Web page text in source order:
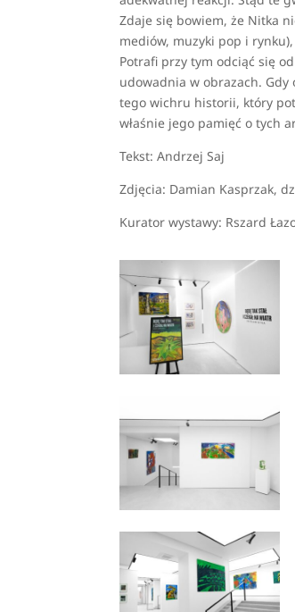
Zdaje się bowiem, że Nitka
mediów, muzyki pop i
Potrafi przy tym odciąć się
udowadnia w obrazach.
tego wichru historii, który
właśnie jego pamięć o tych
Tekst: Andrzej Saj
Zdjęcia: Damian Kasprzak,
Kurator wystawy: Rszard